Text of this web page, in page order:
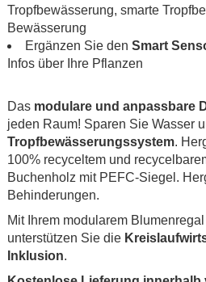
Tropfbewässerung, smarte
Bewässerung
Ergänzen Sie den Smart
Infos über Ihre Pflanzen
Das modulare und anpassbare
jeden Raum! Sparen Sie Wasser
Tropfbewässerungssystem.
100% recyceltem und
Buchenholz mit PEFC-Siegel.
Behinderungen.
Mit Ihrem modularem
unterstützen Sie die
Inklusion.